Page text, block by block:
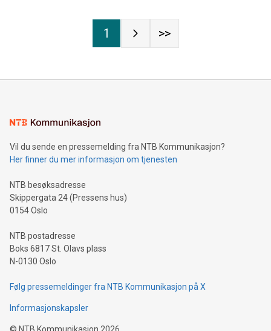
produkter presentert av ungdommer fra hele landet.
1 >>
Vil du sende en pressemelding fra NTB Kommunikasjon?
Her finner du mer informasjon om tjenesten
NTB besøksadresse
Skippergata 24 (Pressens hus)
0154 Oslo
NTB postadresse
Boks 6817 St. Olavs plass
N-0130 Oslo
Følg pressemeldinger fra NTB Kommunikasjon på X
Informasjonskapsler